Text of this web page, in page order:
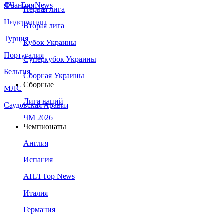
Франция
Нидерланды
Турция
Португалия
Бельгия
МЛС
Саудовская Аравия
ЛЧ - Top News
Первая лига
Вторая лига
Кубок Украины
Суперкубок Украины
Сборная Украины
Сборные
Лига наций
ЧМ 2026
Чемпионаты
Англия
Испания
АПЛ Top News
Италия
Германия